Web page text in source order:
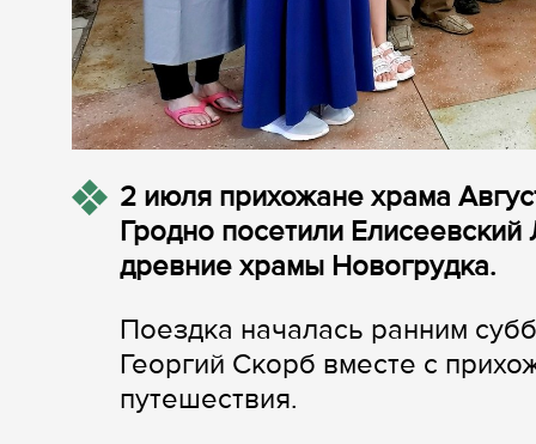
2 июля прихожане храма
Гродно посетили
древние храмы Новогрудка.
Поездка началась ранним
Георгий Скорб вместе с
путешествия.